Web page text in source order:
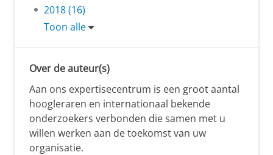
2018 (16)
Toon alle
Over de auteur(s)
Aan ons expertisecentrum is een groot aantal
hoogleraren en internationaal bekende
onderzoekers verbonden die samen met u
willen werken aan de toekomst van uw
organisatie.